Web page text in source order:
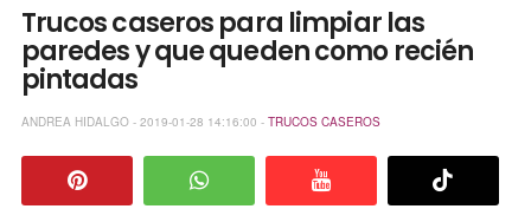
Trucos caseros para limpiar las
paredes y que queden como recién
pintadas
ANDREA HIDALGO - 2019-01-28 14:16:00 - TRUCOS CASEROS